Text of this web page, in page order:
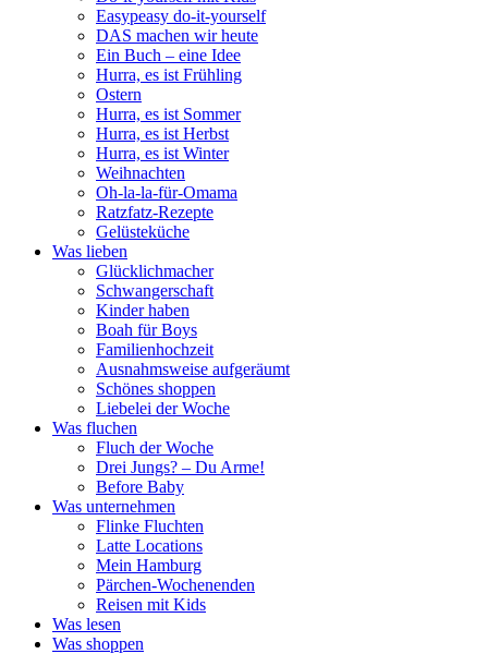
Easypeasy do-it-yourself
DAS machen wir heute
Ein Buch – eine Idee
Hurra, es ist Frühling
Ostern
Hurra, es ist Sommer
Hurra, es ist Herbst
Hurra, es ist Winter
Weihnachten
Oh-la-la-für-Omama
Ratzfatz-Rezepte
Gelüsteküche
Was lieben
Glücklichmacher
Schwangerschaft
Kinder haben
Boah für Boys
Familienhochzeit
Ausnahmsweise aufgeräumt
Schönes shoppen
Liebelei der Woche
Was fluchen
Fluch der Woche
Drei Jungs? – Du Arme!
Before Baby
Was unternehmen
Flinke Fluchten
Latte Locations
Mein Hamburg
Pärchen-Wochenenden
Reisen mit Kids
Was lesen
Was shoppen